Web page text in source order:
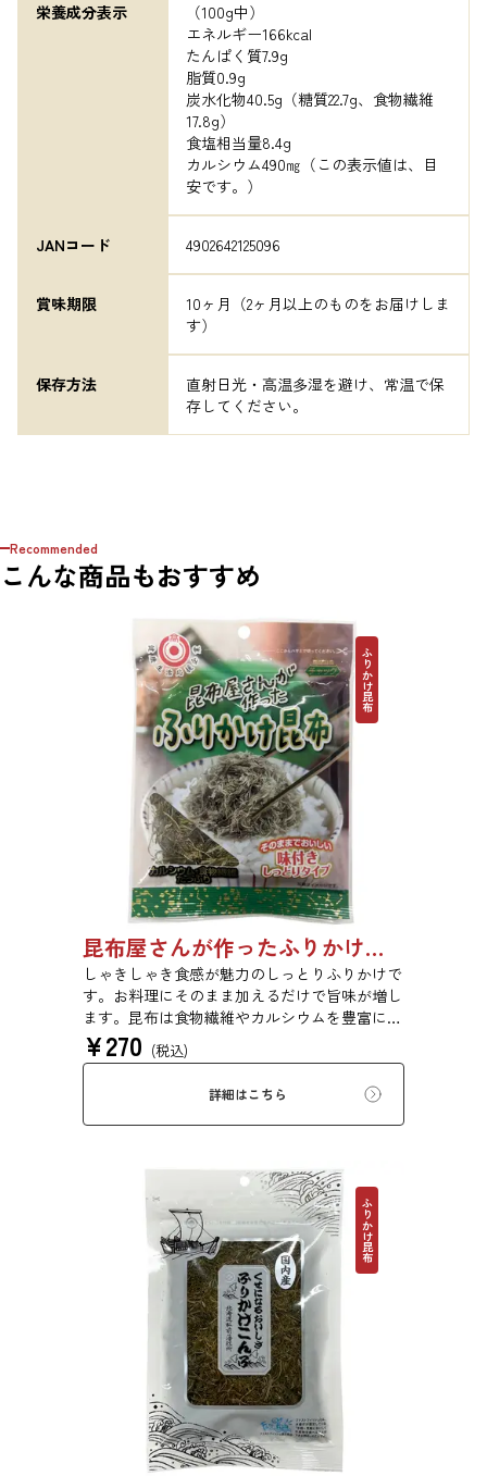
栄養成分表示
（100g中）
エネルギー166kcal
たんぱく質7.9g
脂質0.9g
炭水化物40.5g（糖質22.7g、食物繊維
17.8g）
食塩相当量8.4g
カルシウム490㎎（この表示値は、目
安です。）
JANコード 4902642125096
賞味期限
10ヶ月（2ヶ月以上のものをお届けしま
す）
保存方法
直射日光・高温多湿を避け、常温で保
存してください。
Recommended
こんな商品もおすすめ
ふりかけ昆布
昆布屋さんが作ったふりかけ昆布 30g 単品 5袋セット 20袋セット 5072
しゃきしゃき食感が魅力のしっとりふりかけで
す。お料理にそのまま加えるだけで旨味が増し
ます。昆布は食物繊維やカルシウムを豊富に含
んでいるため、バランスのとれた食生活のため
にお使いいただけます。
¥270 (税込)
詳細はこちら
ふりかけ昆布